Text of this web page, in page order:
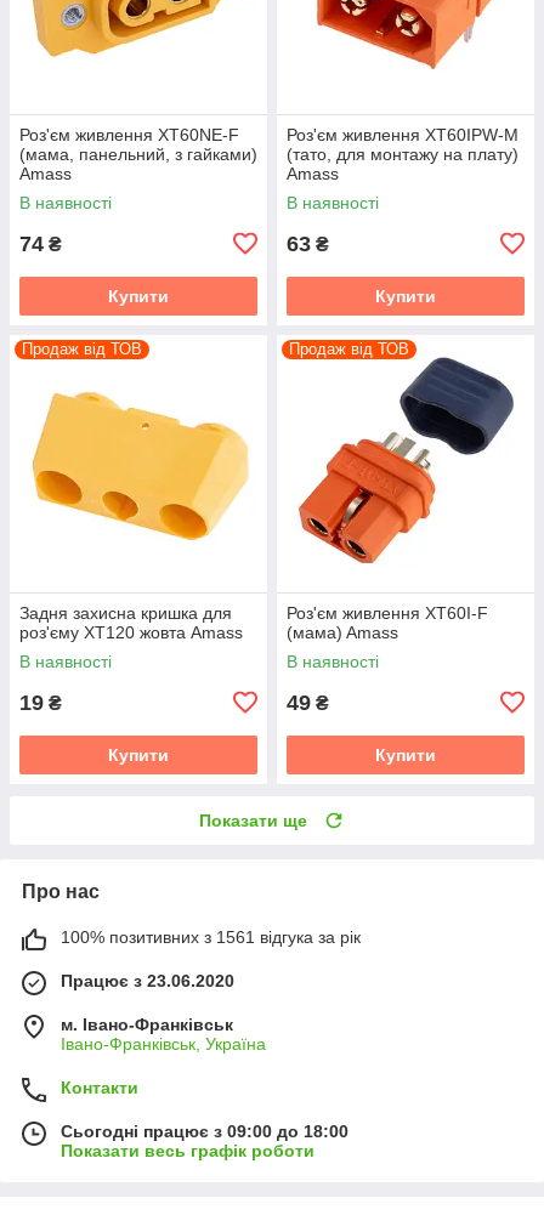
Роз'єм живлення XT60NE-F
(мама, панельний, з гайками)
Amass
В наявності
74 ₴
Купити
Роз'єм живлення XT60IPW-M
(тато, для монтажу на плату)
Amass
В наявності
63 ₴
Купити
Продаж від ТОВ
Задня захисна кришка для
роз'єму XT120 жовта Amass
В наявності
19 ₴
Купити
Продаж від ТОВ
Роз'єм живлення XT60I-F
(мама) Amass
В наявності
49 ₴
Купити
Показати ще
Про нас
100% позитивних з 1561 відгука за рік
Працює з 23.06.2020
м. Івано-Франківськ
Івано-Франківськ, Україна
Контакти
Сьогодні працює з 09:00 до 18:00
Показати весь графік роботи